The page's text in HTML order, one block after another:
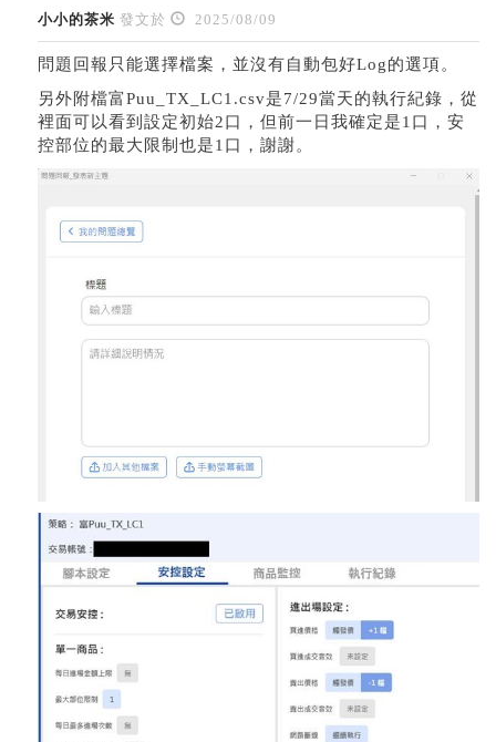
小小的茶米 發文於 2025/08/09
問題回報只能選擇檔案，並沒有自動包好Log的選項。
另外附檔富Puu_TX_LC1.csv是7/29當天的執行紀錄，從
裡面可以看到設定初始2口，但前一日我確定是1口，安
控部位的最大限制也是1口，謝謝。